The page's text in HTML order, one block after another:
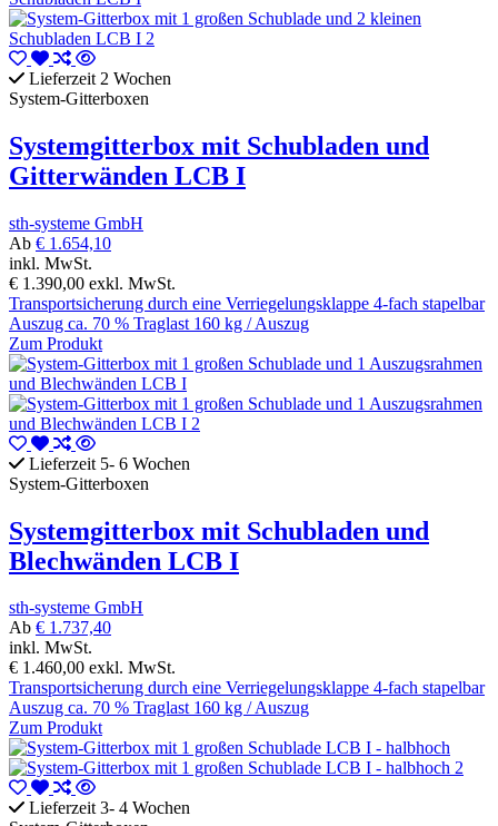
Lieferzeit 2 Wochen
System-Gitterboxen
Systemgitterbox mit Schubladen und
Gitterwänden LCB I
sth-systeme GmbH
Ab € 1.654,10
inkl. MwSt.
€ 1.390,00 exkl. MwSt.
Transportsicherung durch eine Verriegelungsklappe 4-fach stapelbar
Auszug ca. 70 % Traglast 160 kg / Auszug
Zum Produkt
Lieferzeit 5- 6 Wochen
System-Gitterboxen
Systemgitterbox mit Schubladen und
Blechwänden LCB I
sth-systeme GmbH
Ab € 1.737,40
inkl. MwSt.
€ 1.460,00 exkl. MwSt.
Transportsicherung durch eine Verriegelungsklappe 4-fach stapelbar
Auszug ca. 70 % Traglast 160 kg / Auszug
Zum Produkt
Lieferzeit 3- 4 Wochen